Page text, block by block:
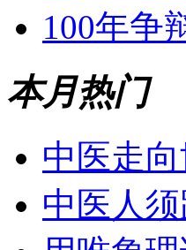
100年
本月热门
中医走
中医人